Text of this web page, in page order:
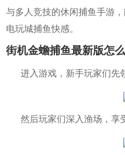
与多人竞技的休闲捕鱼手游
电玩城捕鱼快感。
街机金蟾捕鱼最新版怎
进入游戏，新手玩家们先
然后玩家们深入渔场，享